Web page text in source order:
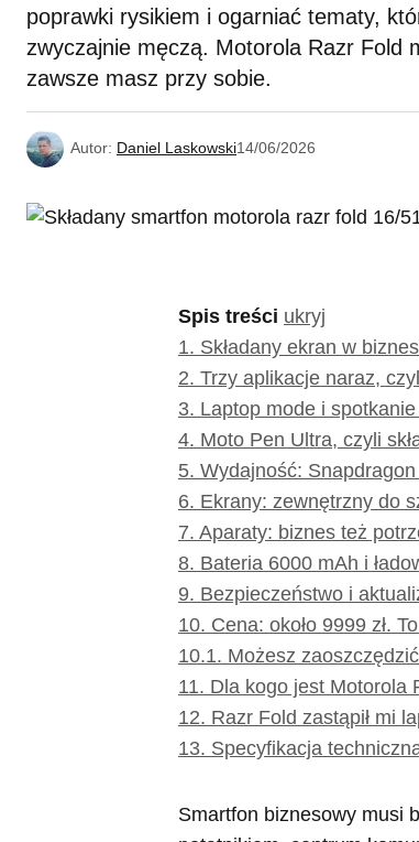
poprawki rysikiem i ogarniać tematy,
zwyczajnie męczą. Motorola Razr Fold
zawsze masz przy sobie.
Autor: Daniel Laskowski14/06/2026
Spis treści ukryj
1. Składany ekran w
2. Trzy aplikacje naraz,
3. Laptop mode i
4. Moto Pen Ultra, czyli
5. Wydajność:
6. Ekrany: zewnętrzny do
7. Aparaty: biznes też
8. Bateria 6000 mAh i
9. Bezpieczeństwo i
10. Cena: około 9999 zł.
10.1. Możesz
11. Dla kogo jest Motorola
12. Razr Fold zastąpił mi
13. Specyfikacja
Smartfon biznesowy musi